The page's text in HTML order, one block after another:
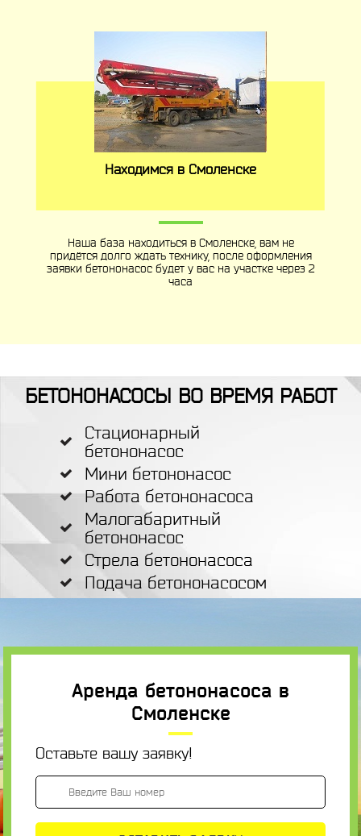
Находимся в Смоленске
Наша база находиться в Смоленске, вам не
придётся долго ждать технику, после оформления
заявки бетононасос будет у вас на участке через 2
часа
БЕТОНОНАСОСЫ ВО ВРЕМЯ РАБОТ
Стационарный
бетононасос
Мини бетононасос
Работа бетононасоса
Малогабаритный
бетононасос
Стрела бетононасоса
Подача бетононасосом
Аренда бетононасоса в
Смоленске
Оставьте вашу заявку!